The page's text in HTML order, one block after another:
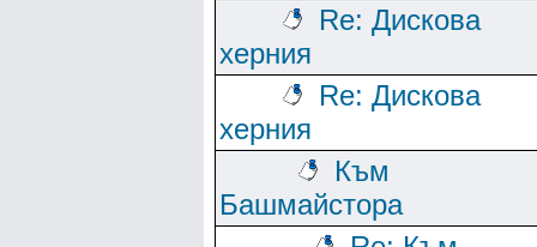
Re: Дискова
херния
Re: Дискова
херния
Към
Башмайстора